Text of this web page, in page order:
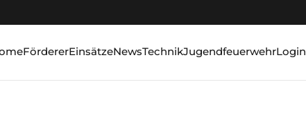
FördererEinsätzeNewsTechnikJugendfeuerwehrLogin